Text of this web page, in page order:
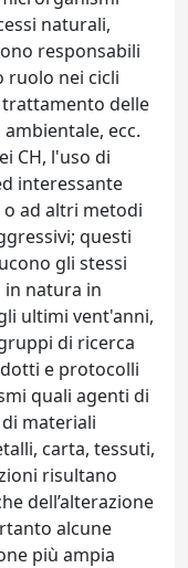
naturali,
responsabili
ruolo nei cicli
delle
ecc.
CH, l'uso di
interessante
ad altri metodi
questi
gli stessi
in natura in
ultimi vent'anni,
di ricerca
e protocolli
quali agenti di
materiali
carta, tessuti,
risultano
dell’alterazione
alcune
più ampia